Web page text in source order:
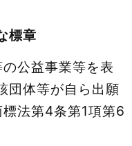
標章
公益事業等を表
団体等が自ら出願
法第4条第1項第6